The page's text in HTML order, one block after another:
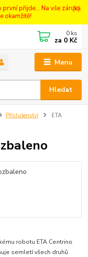
přijde... Na vše záruka
okamžitě!
Menu
Hledat
0 ks
za 0 Kč
Příslušenství
ETA
robotu ETA Centrino
semletí všech druhů